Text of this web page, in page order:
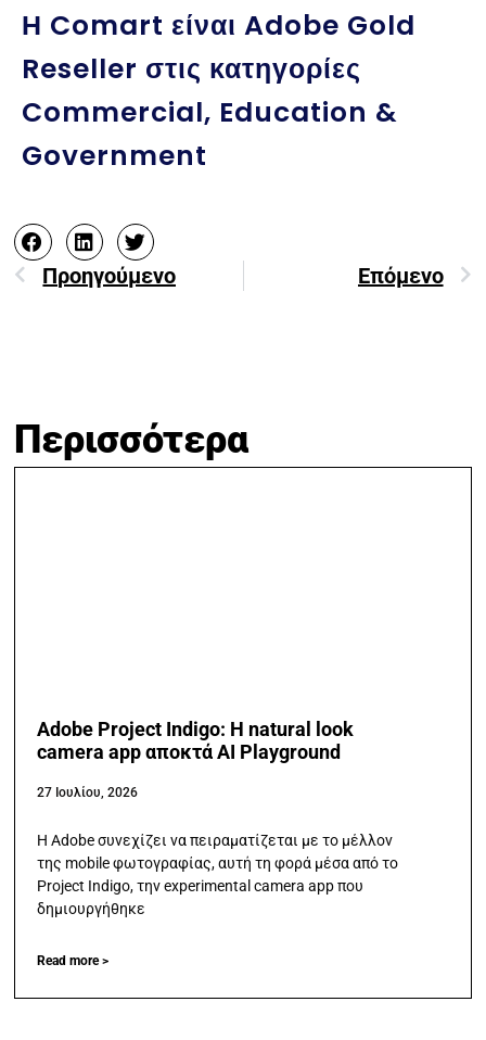
Η Comart είναι Adobe Gold
Reseller στις κατηγορίες
Commercial, Education &
Government
Προηγούμενο Επόμενο
Περισσότερα
Adobe Project Indigo: Η natural look
camera app αποκτά AI Playground
27 Ιουλίου, 2026
Η Adobe συνεχίζει να πειραματίζεται με το μέλλον
της mobile φωτογραφίας, αυτή τη φορά μέσα από το
Project Indigo, την experimental camera app που
δημιουργήθηκε
Read more >